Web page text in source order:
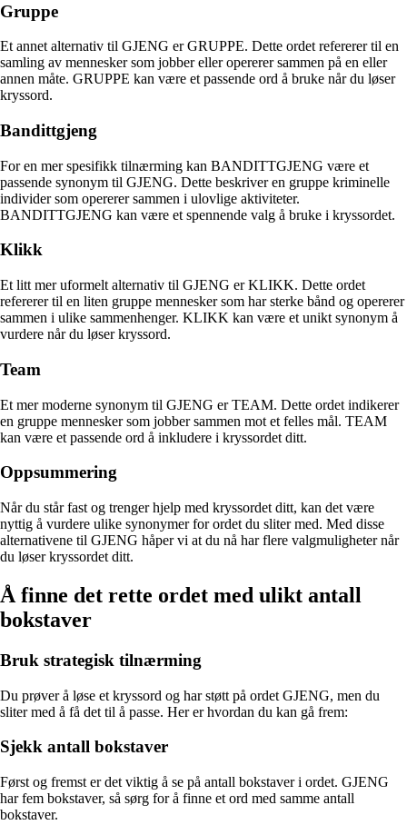
Gruppe
Et annet alternativ til GJENG er GRUPPE. Dette ordet refererer til en
samling av mennesker som jobber eller opererer sammen på en eller
annen måte. GRUPPE kan være et passende ord å bruke når du løser
kryssord.
Bandittgjeng
For en mer spesifikk tilnærming kan BANDITTGJENG være et
passende synonym til GJENG. Dette beskriver en gruppe kriminelle
individer som opererer sammen i ulovlige aktiviteter.
BANDITTGJENG kan være et spennende valg å bruke i kryssordet.
Klikk
Et litt mer uformelt alternativ til GJENG er KLIKK. Dette ordet
refererer til en liten gruppe mennesker som har sterke bånd og opererer
sammen i ulike sammenhenger. KLIKK kan være et unikt synonym å
vurdere når du løser kryssord.
Team
Et mer moderne synonym til GJENG er TEAM. Dette ordet indikerer
en gruppe mennesker som jobber sammen mot et felles mål. TEAM
kan være et passende ord å inkludere i kryssordet ditt.
Oppsummering
Når du står fast og trenger hjelp med kryssordet ditt, kan det være
nyttig å vurdere ulike synonymer for ordet du sliter med. Med disse
alternativene til GJENG håper vi at du nå har flere valgmuligheter når
du løser kryssordet ditt.
Å finne det rette ordet med ulikt antall
bokstaver
Bruk strategisk tilnærming
Du prøver å løse et kryssord og har støtt på ordet GJENG, men du
sliter med å få det til å passe. Her er hvordan du kan gå frem:
Sjekk antall bokstaver
Først og fremst er det viktig å se på antall bokstaver i ordet. GJENG
har fem bokstaver, så sørg for å finne et ord med samme antall
bokstaver.